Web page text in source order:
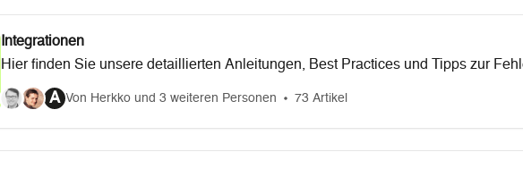
Integrationen
Hier finden Sie unsere detaillierten Anleitungen, Best Practices und Tipps zur
Integration verschiedener gängiger CRM-Systeme. Ganz gleich, ob Sie Ihre
die Verwaltung von Kundendaten verbessern oder Arbeitsabläufe automatisieren
Ressourcen unterstützen Sie bei jedem Schritt auf diesem Weg.
A Von Herkko und 3 weiteren Personen 73 Artikel